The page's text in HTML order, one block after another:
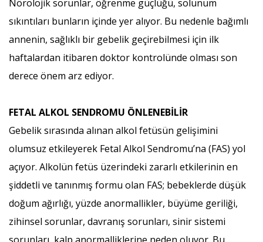
Nörolojik sorunlar, öğrenme güçlüğü, solunum
sıkıntıları bunların içinde yer alıyor. Bu nedenle bağımlı
annenin, sağlıklı bir gebelik geçirebilmesi için ilk
haftalardan itibaren doktor kontrolünde olması son
derece önem arz ediyor.
FETAL ALKOL SENDROMU ÖNLENEBİLİR
Gebelik sırasında alınan alkol fetüsün gelişimini
olumsuz etkileyerek Fetal Alkol Sendromu’na (FAS) yol
açıyor. Alkolün fetüs üzerindeki zararlı etkilerinin en
şiddetli ve tanınmış formu olan FAS; bebeklerde düşük
doğum ağırlığı, yüzde anormallikler, büyüme geriliği,
zihinsel sorunlar, davranış sorunları, sinir sistemi